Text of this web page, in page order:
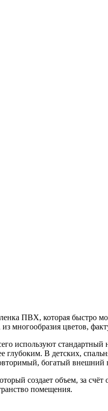
ПВХ, которая быстро
многообразия цветов,
используют
глубоким. В детских,
богатый
создает объем, за
помещения.